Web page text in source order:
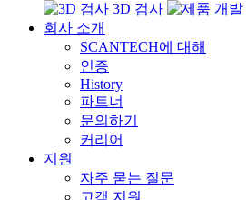
3D 검사
회사 소개
SCANTECH에 대해
인증
History
파트너
문의하기
커리어
지원
자주 묻는 질문
고객 지원